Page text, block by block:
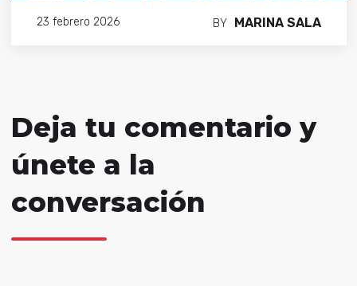
23 febrero 2026 BY MARINA SALA
Deja tu comentario y
únete a la
conversación